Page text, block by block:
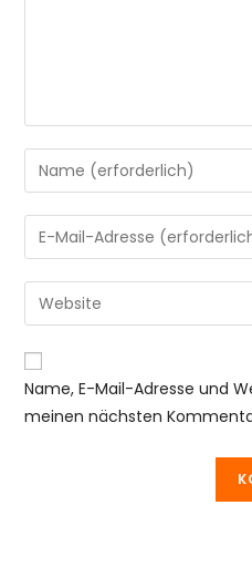
Gib
deinen
Namen
oder
zum
Kommentieren
ein
Gib
deine
E-
Mail-
zum
Kommentieren
ein
Gib
deine
Website-
URL
Name, E-Mail-Adresse und
meinen nächsten